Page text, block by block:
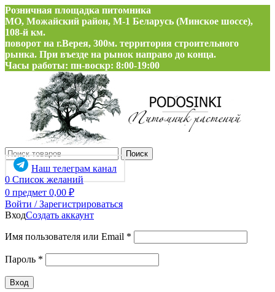
Розничная площадка питомника
МО, Можайский район, М-1 Беларусь (Минское шоссе),
108-й км.
поворот на г.Верея, 300м. территория строительного
рынка. При въезде на рынок направо до конца.
Часы работы: пн-воскр: 8:00-19:00
Поиск
Наш телеграм канал
0 Список желаний
0 предмет 0,00 ₽
Войти / Зарегистрироваться
ВходСоздать аккаунт
Имя пользователя или Email *
Пароль *
Вход